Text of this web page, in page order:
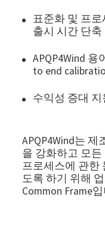
표준화 및 프
출시 시간 단
APQP4Wind
to end
수익성 증대 지
APQP4Wind는
을 강화하고 모
프로세스에 관한
도록 하기 위해
Common Frame